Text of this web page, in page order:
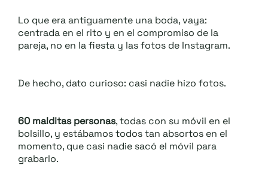
Lo que era antiguamente una boda, vaya:
centrada en el rito y en el compromiso de la
pareja, no en la fiesta y las fotos de Instagram.
De hecho, dato curioso: casi nadie hizo fotos.
60 malditas personas, todas con su móvil en el
bolsillo, y estábamos todos tan absortos en el
momento, que casi nadie sacó el móvil para
grabarlo.